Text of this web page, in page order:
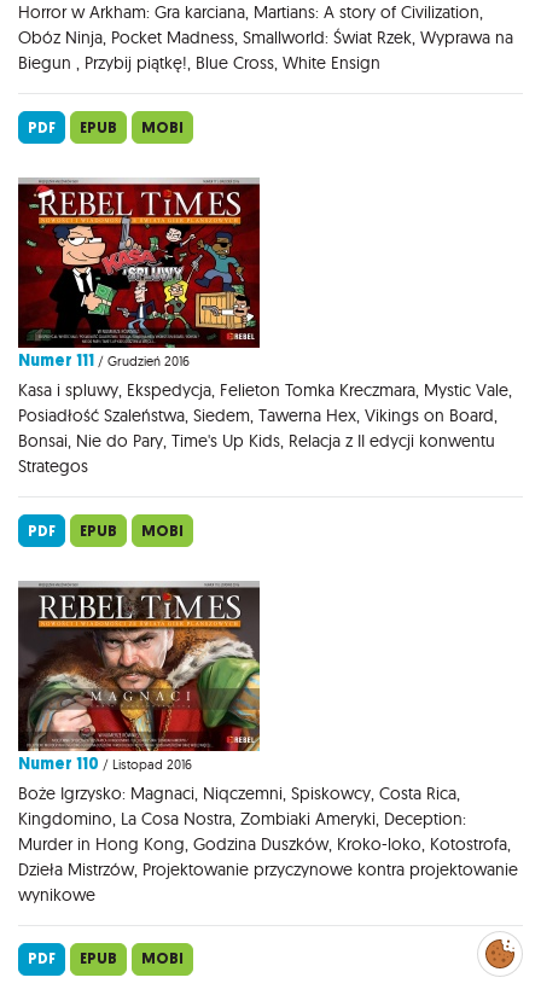
Horror w Arkham: Gra karciana, Martians: A story of Civilization,
Obóz Ninja, Pocket Madness, Smallworld: Świat Rzek, Wyprawa na
Biegun , Przybij piątkę!, Blue Cross, White Ensign
PDF EPUB MOBI
Numer 111 / Grudzień 2016
Kasa i spluwy, Ekspedycja, Felieton Tomka Kreczmara, Mystic Vale,
Posiadłość Szaleństwa, Siedem, Tawerna Hex, Vikings on Board,
Bonsai, Nie do Pary, Time's Up Kids, Relacja z II edycji konwentu
Strategos
PDF EPUB MOBI
Numer 110 / Listopad 2016
Boże Igrzysko: Magnaci, Niqczemni, Spiskowcy, Costa Rica,
Kingdomino, La Cosa Nostra, Zombiaki Ameryki, Deception:
Murder in Hong Kong, Godzina Duszków, Kroko-loko, Kotostrofa,
Dzieła Mistrzów, Projektowanie przyczynowe kontra projektowanie
wynikowe
PDF EPUB MOBI
Zarządzaj
preferencjami
cookies